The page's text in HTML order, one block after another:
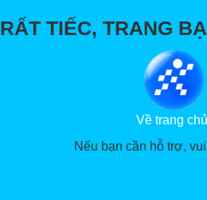
RẤT TIẾC, TRANG
Về trang chủ
Nếu bạn cần hỗ trợ,